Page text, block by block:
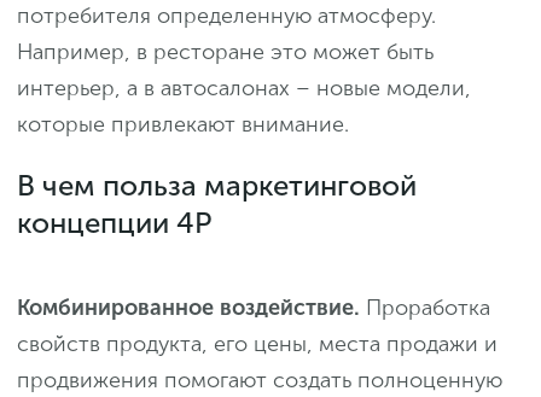
потребителя определенную атмосферу.
Например, в ресторане это может быть
интерьер, а в автосалонах – новые модели,
которые привлекают внимание.
В чем польза маркетинговой
концепции 4P
Комбинированное воздействие. Проработка
свойств продукта, его цены, места продажи и
продвижения помогают создать полноценную